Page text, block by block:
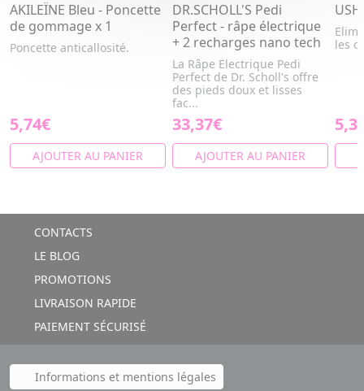
AKILEÏNE Bleu - Poncette
de gommage x 1
Poncette anticallosité.
5,74€
AJOUTER AU PANIER
DR.SCHOLL'S Pedi
Perfect - râpe électrique
+ 2 recharges nano tech
La Râpe Electrique Pedi
Perfect de Dr. Scholl's offre
des pieds doux et lisses
fac...
33,37€
AJOUTER AU PANIER
les
CONTACTS
LE BLOG
PROMOTIONS
LIVRAISON RAPIDE
PAIEMENT SÉCURISÉ
Informations et mentions légales